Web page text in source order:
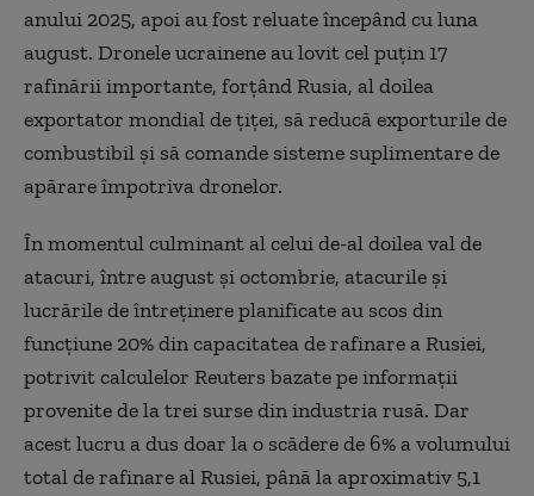
anului 2025, apoi au fost reluate începând cu luna
august. Dronele ucrainene au lovit cel puțin 17
rafinării importante, forțând Rusia, al doilea
exportator mondial de țiței, să reducă exporturile de
combustibil și să comande sisteme suplimentare de
apărare împotriva dronelor.
În momentul culminant al celui de-al doilea val de
atacuri, între august și octombrie, atacurile și
lucrările de întreținere planificate au scos din
funcțiune 20% din capacitatea de rafinare a Rusiei,
potrivit calculelor Reuters bazate pe informații
provenite de la trei surse din industria rusă. Dar
acest lucru a dus doar la o scădere de 6% a volumului
total de rafinare al Rusiei, până la aproximativ 5,1